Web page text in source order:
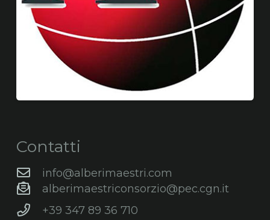
Contatti
info@alberimaestri.com
alberimaestriconsorzio@pec.cgn.it
+39 347 89 36 710